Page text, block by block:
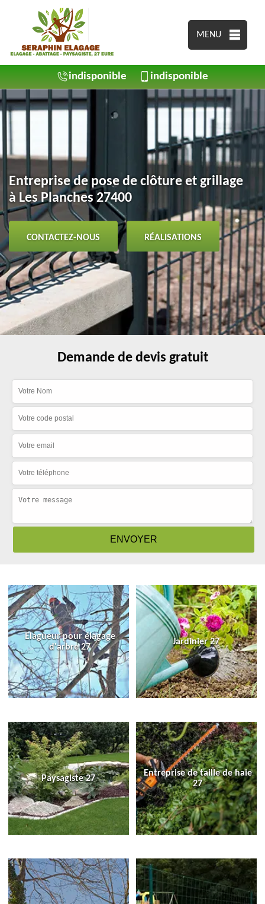
MENU
indisponible indisponible
Entreprise de pose de clôture et grillage
à Les Planches 27400
CONTACTEZ-NOUS RÉALISATIONS
Demande de devis gratuit
Elagueur pour élagage
d'arbre 27
Jardinier 27
Paysagiste 27
Entreprise de taille de haie
27